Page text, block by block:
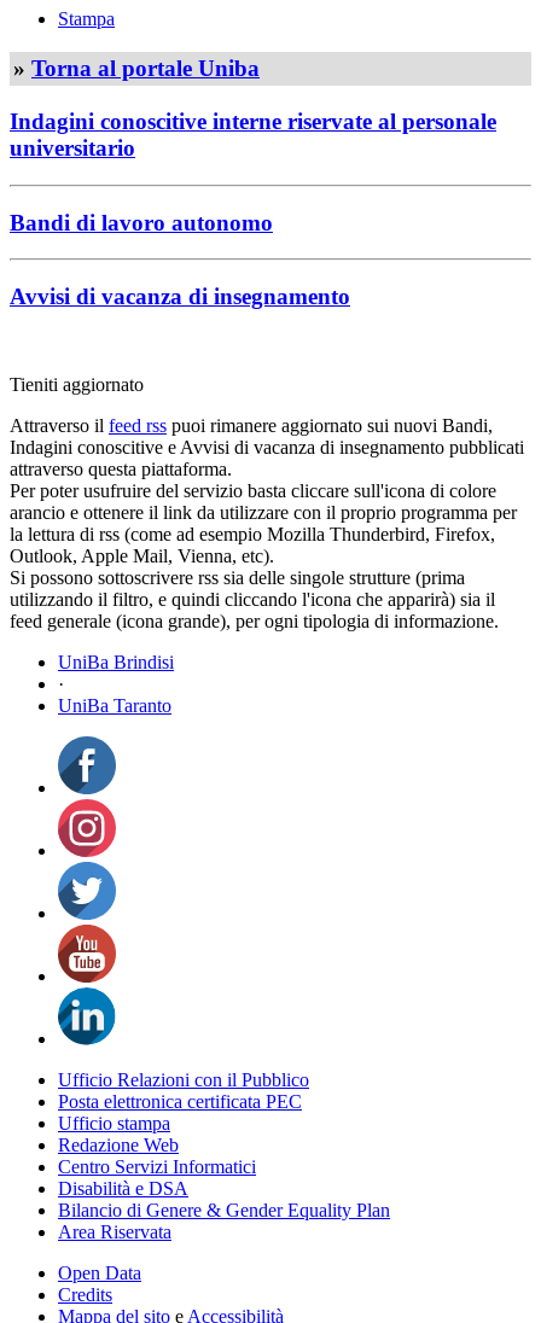
Stampa
» Torna al portale Uniba
Indagini conoscitive interne riservate al personale
universitario
Bandi di lavoro autonomo
Avvisi di vacanza di insegnamento
Tieniti aggiornato
Attraverso il feed rss puoi rimanere aggiornato sui nuovi Bandi,
Indagini conoscitive e Avvisi di vacanza di insegnamento pubblicati
attraverso questa piattaforma.
Per poter usufruire del servizio basta cliccare sull'icona di colore
arancio e ottenere il link da utilizzare con il proprio programma per
la lettura di rss (come ad esempio Mozilla Thunderbird, Firefox,
Outlook, Apple Mail, Vienna, etc).
Si possono sottoscrivere rss sia delle singole strutture (prima
utilizzando il filtro, e quindi cliccando l'icona che apparirà) sia il
feed generale (icona grande), per ogni tipologia di informazione.
UniBa Brindisi
·
UniBa Taranto
Ufficio Relazioni con il Pubblico
Posta elettronica certificata PEC
Ufficio stampa
Redazione Web
Centro Servizi Informatici
Disabilità e DSA
Bilancio di Genere & Gender Equality Plan
Area Riservata
Open Data
Credits
Mappa del sito e Accessibilità